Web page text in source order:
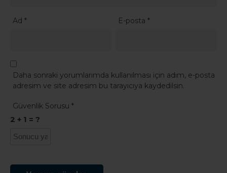
Ad * E-posta*
Daha sonraki yorumlarımda kullanılması için adım, e-posta
adresim ve site adresim bu tarayıcıya kaydedilsin.
Güvenlik Sorusu *
2 + 1 = ?